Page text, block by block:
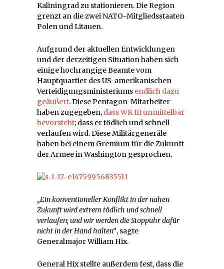
Kaliningrad zu stationieren. Die Region
grenzt an die zwei NATO-Mitgliedsstaaten
Polen und Litauen.
Aufgrund der aktuellen Entwicklungen
und der derzeitigen Situation haben sich
einige hochrangige Beamte vom
Hauptquartier des US-amerikanischen
Verteidigungsministeriums endlich dazu
geäußert. Diese Pentagon-Mitarbeiter
haben zugegeben, dass WK III unmittelbar
bevorsteht; dass er tödlich und schnell
verlaufen wird. Diese Militärgeneräle
haben bei einem Gremium für die Zukunft
der Armee in Washington gesprochen.
„Ein konventioneller Konflikt in der nahen
Zukunft wird extrem tödlich und schnell
verlaufen; und wir werden die Stoppuhr dafür
nicht in der Hand halten“, sagte
Generalmajor William Hix.
General Hix stellte außerdem fest, dass die